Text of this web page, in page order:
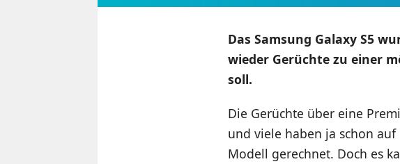
Das Samsung Galaxy S5
wieder Gerüchte zu einer
soll.
Die Gerüchte über eine
und viele haben ja schon
Modell gerechnet. Doch es